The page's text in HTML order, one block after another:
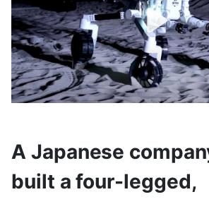
A Japanese
built a four-legged,